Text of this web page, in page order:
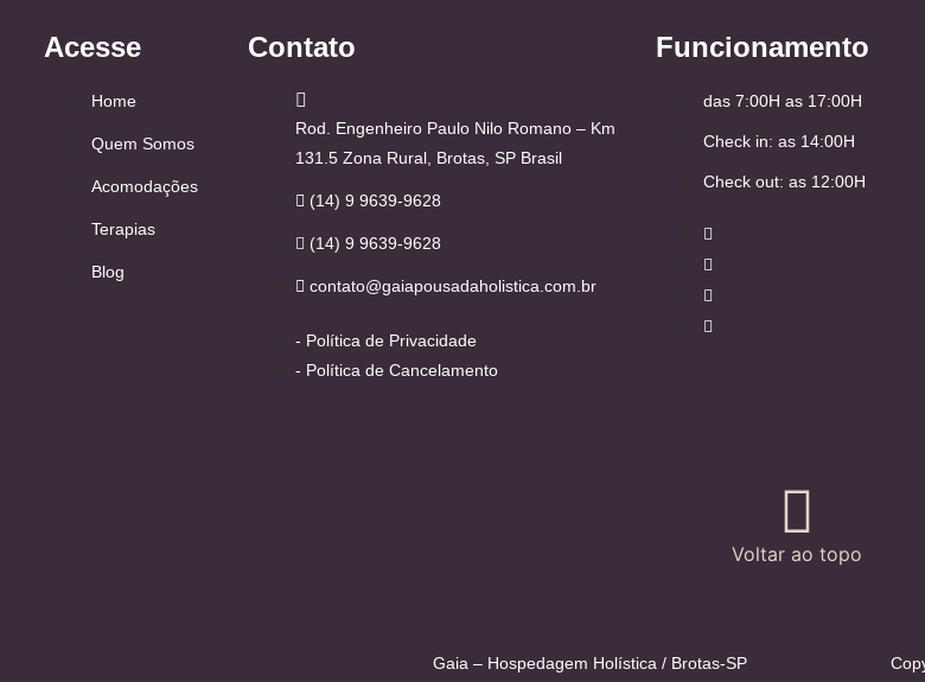
Acesse
Home
Quem Somos
Acomodações
Terapias
Blog
Contato
Rod. Engenheiro Paulo Nilo Romano – Km
131.5 Zona Rural, Brotas, SP Brasil
(14) 9 9639-9628
(14) 9 9639-9628
contato@gaiapousadaholistica.com.br
- Política de Privacidade
- Política de Cancelamento
Funcionamento
das 7:00H as 17:00H
Check in: as 14:00H
Check out: as 12:00H
Voltar ao topo
Gaia – Hospedagem Holística / Brotas-SP